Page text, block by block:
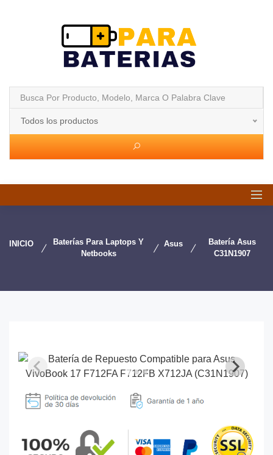
Todos los productos
INICIO
Baterías Para Laptops Y
Netbooks
Asus
Batería Asus
C31N1907